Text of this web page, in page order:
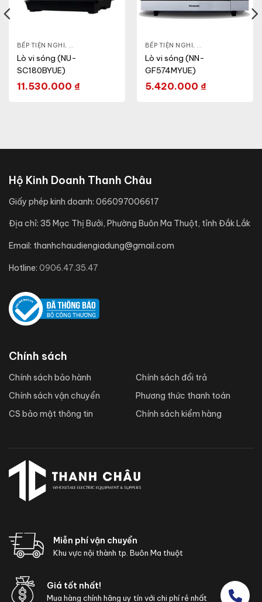
BẾP TIỆN NGHI , GIA DỤNG KHỎE & ĐẸP ,LÒ VI SÓNG
Lò vi sóng (NU-
SC180BYUE)
11.530.000 ₫
BẾP TIỆN NGHI , GIA DỤNG KHỎE &
Lò vi sóng (NN-
GF574MYUE)
5.420.000 ₫
CA - BÌNH ,NỒI CƠM ĐIỆN
Hộ Kinh Doanh Thanh Châu
Giấy phép kinh doanh: 066097006617
Địa chỉ: 35 Mạc Thị Bưởi, Phường Buôn Ma Thuột, tỉnh Đắk Lắk
Email: thanhchaudiengiadung@gmail.com
Hotline: 0906.47.35.47
Chính sách
Chính sách bảo hành
Chính sách vận chuyển
CS bảo mật thông tin
Chính sách đổi trả
Phương thức thanh toán
Chính sách kiểm hàng
Miễn phí vận chuyển
Khu vực nội thành tp. Buôn Ma thuột
Giá tốt nhất!
Mua hàng chính hãng uy tín với chi phí rẻ nhất